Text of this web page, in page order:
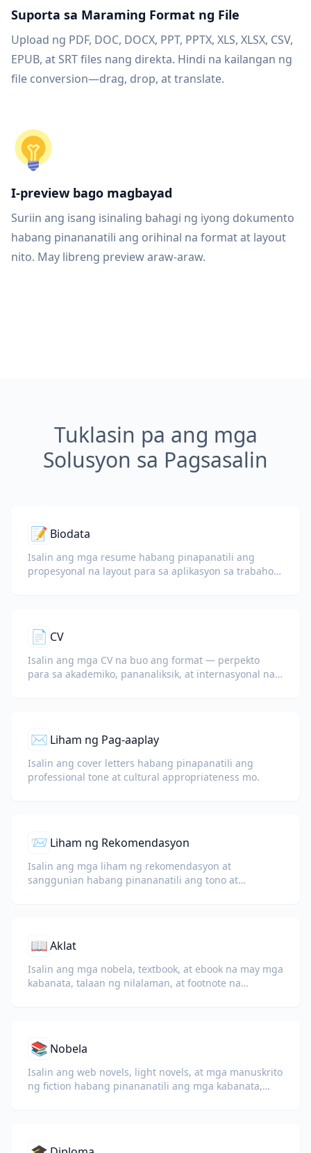
Suporta sa Maraming Format ng File
Upload ng PDF, DOC, DOCX, PPT, PPTX, XLS, XLSX, CSV,
EPUB, at SRT files nang direkta. Hindi na kailangan ng
file conversion—drag, drop, at translate.
I-preview bago magbayad
Suriin ang isang isinaling bahagi ng iyong dokumento
habang pinananatili ang orihinal na format at layout
nito. May libreng preview araw-araw.
Tuklasin pa ang mga
Solusyon sa Pagsasalin
📝 Biodata
Isalin ang mga resume habang pinapanatili ang
propesyonal na layout para sa aplikasyon sa trabaho
📄 CV
Isalin ang mga CV na buo ang format — perpekto
para sa akademiko, pananaliksik, at internasyonal na
✉️ Liham ng Pag-aaplay
Isalin ang cover letters habang pinapanatili ang
professional tone at cultural appropriateness mo.
📨 Liham ng Rekomendasyon
Isalin ang mga liham ng rekomendasyon at
sanggunian habang pinananatili ang tono at
📖Aklat
Isalin ang mga nobela, textbook, at ebook na may mga
kabanata, talaan ng nilalaman, at footnote na
📚 Nobela
Isalin ang web novels, light novels, at mga manuskrito
ng fiction habang pinananatili ang mga kabanata,